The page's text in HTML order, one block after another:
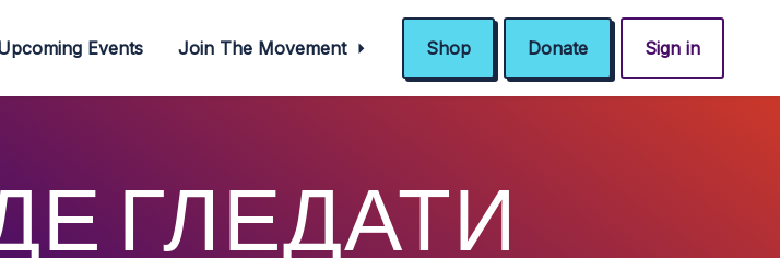
Events Join The Movement Shop Donate Sign in
ГДЕ ГЛЕДАТИ